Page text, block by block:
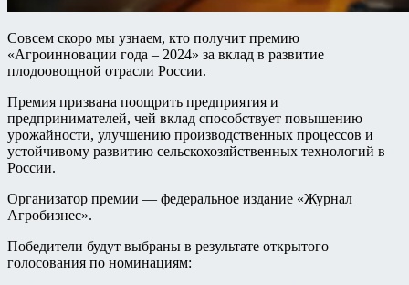
Совсем скоро мы узнаем, кто получит премию
«Агроинновации года – 2024» за вклад в развитие
плодоовощной отрасли России.
Премия призвана поощрить предприятия и
предпринимателей, чей вклад способствует повышению
урожайности, улучшению производственных процессов и
устойчивому развитию сельскохозяйственных технологий в
России.
Организатор премии — федеральное издание «Журнал
Агробизнес».
Победители будут выбраны в результате открытого
голосования по номинациям: